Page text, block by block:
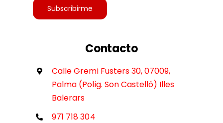
Subscribirme
Contacto
Calle Gremi Fusters 30, 07009,
Palma (Polig. Son Castelló) Illes
Balerars
971 718 304